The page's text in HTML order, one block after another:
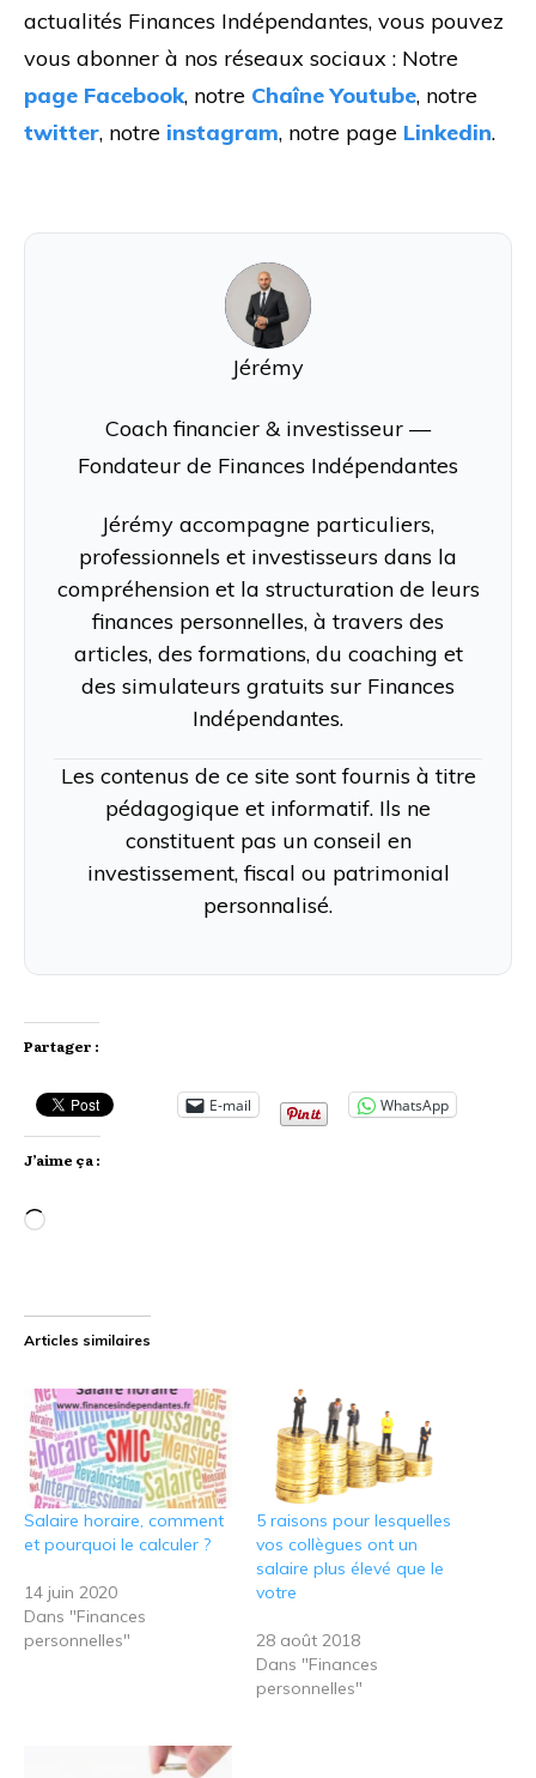
actualités Finances Indépendantes, vous pouvez
vous abonner à nos réseaux sociaux : Notre
page Facebook, notre Chaîne Youtube, notre
twitter, notre instagram, notre page Linkedin.
J
Jérémy
Coach financier & investisseur —
Fondateur de Finances Indépendantes
Jérémy accompagne particuliers,
professionnels et investisseurs dans la
compréhension et la structuration de leurs
finances personnelles, à travers des
articles, des formations, du coaching et
des simulateurs gratuits sur Finances
Indépendantes.
Les contenus de ce site sont fournis à titre
pédagogique et informatif. Ils ne
constituent pas un conseil en
investissement, fiscal ou patrimonial
personnalisé.
Partager :
E-mail WhatsApp
J’aime ça :
Chargement…
Articles similaires
Salaire horaire, comment
et pourquoi le calculer ?
14 juin 2020
Dans "Finances
personnelles"
5 raisons pour lesquelles
vos collègues ont un
salaire plus élevé que le
votre
28 août 2018
Dans "Finances
personnelles"